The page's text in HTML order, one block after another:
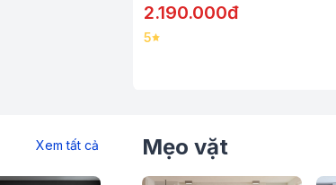
2.190.000đ
5
Xem tất cả Mẹo vặt